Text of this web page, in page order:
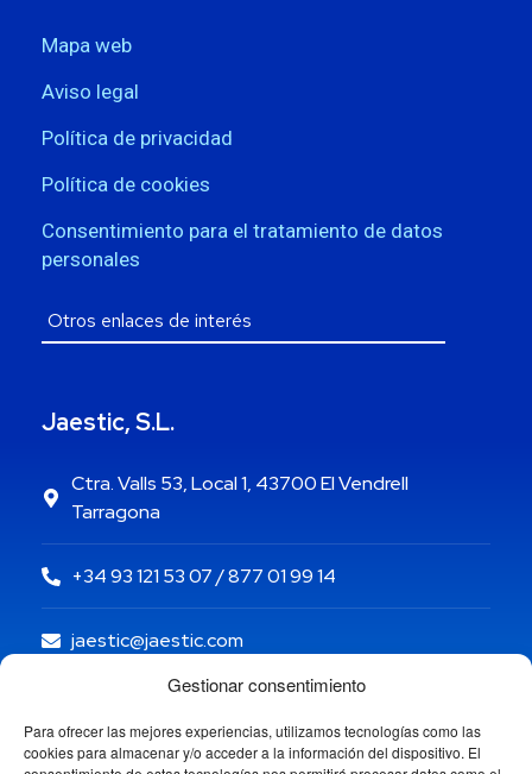
Gestionar consentimiento
Para ofrecer las mejores experiencias, utilizamos tecnologías como las
cookies para almacenar y/o acceder a la información del dispositivo. El
Mapa web
Aviso legal
Política de privacidad
Política de cookies
Consentimiento para el tratamiento de datos
personales
Jaestic, S.L.
Ctra. Valls 53, Local 1, 43700 El Vendrell
Tarragona
+34 93 121 53 07 / 877 01 99 14
jaestic@jaestic.com